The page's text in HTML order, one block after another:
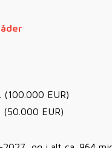
EUR)
EUR)